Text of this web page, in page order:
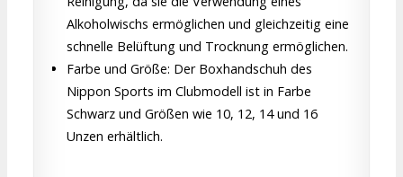
Alkoholwischs ermöglichen und gleichzeitig eine
schnelle Belüftung und Trocknung ermöglichen.
Farbe und Größe: Der Boxhandschuh des
Nippon Sports im Clubmodell ist in Farbe
Schwarz und Größen wie 10, 12, 14 und 16
Unzen erhältlich.